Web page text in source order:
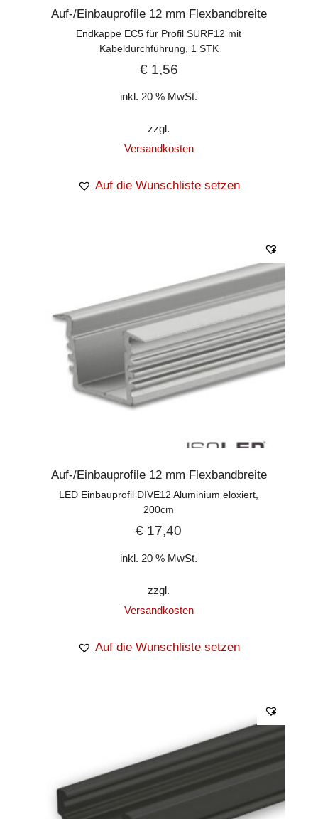
Auf-/Einbauprofile 12 mm Flexbandbreite
Endkappe EC5 für Profil SURF12 mit
Kabeldurchführung, 1 STK
€1,56
inkl. 20 % MwSt.
zzgl.
Versandkosten
Auf die Wunschliste setzen
Auf-/Einbauprofile 12 mm Flexbandbreite
LED Einbauprofil DIVE12 Aluminium eloxiert,
200cm
€ 17,40
inkl. 20 % MwSt.
zzgl.
Versandkosten
Auf die Wunschliste setzen